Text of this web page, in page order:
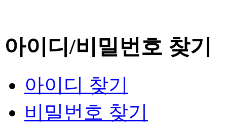
아이디/비밀번호 찾기
아이디 찾기
비밀번호 찾기